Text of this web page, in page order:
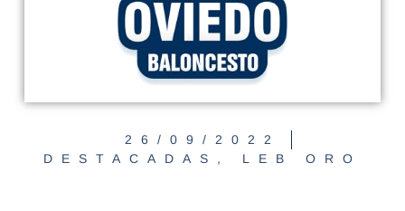
26/09/2022
DESTACADAS , LEB ORO